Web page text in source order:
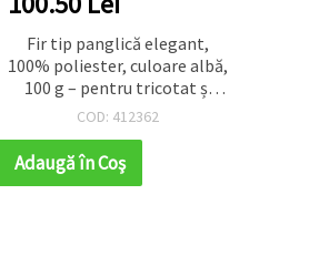
Fir tip panglică elegant,
100% poliester, culoare albă,
100 g – pentru tricotat și
diverse proiecte handmade
COD: 412362
Adaugă în Coş